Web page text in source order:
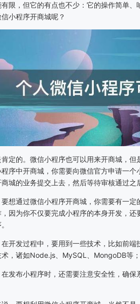
有限，但它的有点也不少：它的操作简单
小程序开商城呢？
定的。微信小程序也可以用来开商城，
序中开商城，你需要向微信官方申请一
城的业务提交上去，然后等待审核通过之
想通过微信小程序开商城，你需要有一
，因为你不仅要完成小程序的本身开发，
在开发过程中，要用到一些技术，比如前
术，诸如Node.js、MySQL、MongoDB等
发布小程序时，还需要注意安全性，确